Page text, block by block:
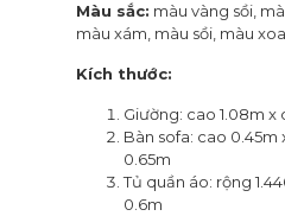
Màu sắc: màu vàng sồi,
màu xám, màu sồi, màu
Kích thước:
Giường: cao 1.08m x
Bàn sofa: cao 0.45m
0.65m
Tủ quần áo: rộng
0.6m